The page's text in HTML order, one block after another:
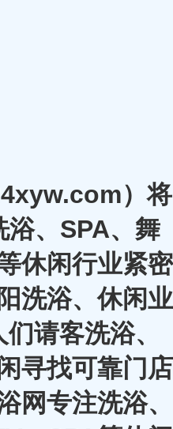
）将
浴、SPA、舞
休闲行业紧密
洗浴、休闲业
请客洗浴、
寻找可靠门店
网专注洗浴、